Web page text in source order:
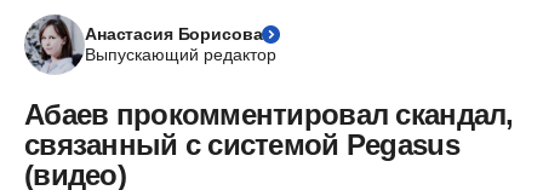
Анастасия Борисова
Выпускающий редактор
Абаев прокомментировал скандал,
связанный с системой Pegasus
(видео)